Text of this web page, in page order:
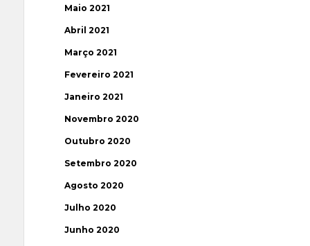
Maio 2021
Abril 2021
Março 2021
Fevereiro 2021
Janeiro 2021
Novembro 2020
Outubro 2020
Setembro 2020
Agosto 2020
Julho 2020
Junho 2020